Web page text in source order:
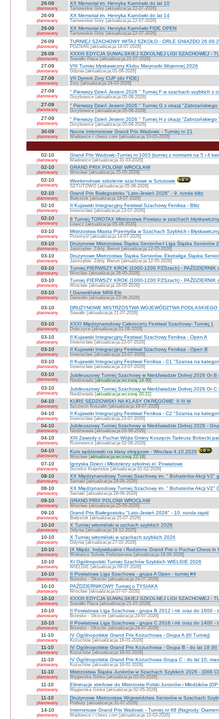
26-09
planowany
XX Memoriał im. Henryka Karnówki do lat 10
Tarnowskie Góry [aktualizacja:22-07-2026]
26-09
planowany
XX Memoriał im. Henryka Karnówki do lat 14
Tarnowskie Góry [aktualizacja:22-07-2026]
26-09
planowany
XX Memoriał im. Henryka Karnówki FIDE OPEN
Tarnowskie Góry [aktualizacja:22-07-2026]
26-09
planowany
TURNIEJ SZACHOWY WITAJ SZKOŁO - ORLE GNIAZDO
POZNAŃ [aktualizacja:14-07-2026]
26-09
planowany
XXXIII EDYCJA SUWALSKIEJ SZKOLNEJ LIGI SZACHOWEJ -
Suwałki Plaza [aktualizacja:21-07-2026]
27-09
planowany
VIII Turniej błyskawiczny Klubu Marynarki Wojennej 2026
Gdynia [aktualizacja:01-08-2026]
27-09
planowany
VII Dymok Żory CUP (do FIDE)
Żory [aktualizacja:24-03-2026]
27-09
planowany
" Pierwszy Dzień Jesieni 2026 " Turniej F w szachach szybkich z
Grzybowice [aktualizacja:05-08-2026]
27-09
planowany
" Pierwszy Dzień Jesieni 2026 " Turniej G z okazji "Zabrzańskiego
Grzybowice [aktualizacja:05-08-2026]
27-09
planowany
" Pierwszy Dzień Jesieni 2026 " Turniej H z okazji "Zabrzańskiego
Grzybowice [aktualizacja:05-08-2026]
30-09
planowany
Nocne Internetowe Grand Prix Wadowic - Turniej nr 21
Wadowice / chess.com [aktualizacja:10-03-2026]
02-10
planowany
Grand Prix Wadowic-Turniej nr.1003 (turniej z normami na 5 i 4
Wadowice [aktualizacja:31-03-2026]
02-10
planowany
GRAND PRIX POLONII WROCŁAW
Wrocław [aktualizacja:25-05-2026]
02-10
planowany
Weekendowe szkolenie szachowe w Sztutowie
SZTUTOWO [aktualizacja:05-08-2026]
02-10
planowany
Grand Prix Białegostoku "Lato-Jesień 2026" - 9. runda blitz
Białystok [aktualizacja:18-07-2026]
02-10
planowany
II Kujawski Integracyjny Festiwal Szachowy Feniksa - Blitz
Inowrocław [aktualizacja:23-07-2026]
02-10
planowany
8 Turniej TOROTAX Mistrzostwa Powiatu w szachach
Łowicz [aktualizacja:05-08-2026]
03-10
planowany
Mistrzostwa Miasta Przemyśla w Szachach Szybkich i
Przemyśl [aktualizacja:14-07-2026]
03-10
planowany
Drużynowe Mistrzostwa Śląska Seniorów-I Liga Śląska Seniorów
Jastrzębie- Zdrój; Bieruń [aktualizacja:12-05-2026]
03-10
planowany
Drużynowe Mistrzostwa Śląska Seniorów- Ekstraliga Śląska
Jastrzębie- Zdrój; Bieruń [aktualizacja:12-05-2026]
03-10
planowany
Turniej PIERWSZY KROK (1000-1200 PZSzach) - PAŹDZIERNIK
Wrocław [aktualizacja:26-05-2026]
03-10
planowany
Turniej PIERWSZY KROK (1000-1200 PZSzach) - PAŹDZIERNIK
Wrocław [aktualizacja:26-05-2026]
03-10
planowany
I Garwolińskie MINI-Elo
Garwolin [aktualizacja:23-06-2026]
03-10
planowany
DRUŻYNOWE MISTRZOSTWA WOJEWÓDZTWA
Suwałki [aktualizacja:21-07-2026]
03-10
planowany
XXXI Międzynarodowy Całoroczny Festiwal Szachowy- Turniej 1
Dobczyce [aktualizacja:01-08-2026]
03-10
planowany
II Kujawski Integracyjny Festiwal Szachowy Feniksa - Open A
Inowrocław [aktualizacja:23-07-2026]
03-10
planowany
II Kujawski Integracyjny Festiwal Szachowy Feniksa - Open B
Inowrocław [aktualizacja:23-07-2026]
03-10
planowany
II Kujawski Integracyjny Festiwal Feniksa - C1 "Szansa na
Inowrocław [aktualizacja:23-07-2026]
03-10
planowany
Jubileuszowy Turniej Szachowy w Niedźwiadzie Dolnej 2026 Gr
Niedźwiada [aktualizacja:wczoraj 14:30]
03-10
planowany
Jubileuszowy Turniej Szachowy w Niedźwiadzie Dolnej 2026 Gr
Niedźwiada [aktualizacja:wczoraj 20:21]
04-10
planowany
KURS SĘDZIOWSKI NA KLASY OKRĘGOWE: II III M
Szczecin Koszalin [aktualizacja:18-07-2026]
04-10
planowany
II Kujawski Integracyjny Festiwal Feniksa - C2 "Szansa na
Inowrocław [aktualizacja:23-07-2026]
04-10
planowany
Jubileuszowy Turniej Szachowy w Niedźwiadzie Dolnej 2026 -
Niedżwiada [aktualizacja:03-08-2026]
04-10
planowany
XIII Zawody o Puchar Wójta Gminy Koszęcin Tadeusz Bobecki
Rusinowice [aktualizacja:02-08-2026]
04-10
planowany
Kurs sędziowski na klasy okręgowe - Wrocław 4.10.2026
Wrocław [aktualizacja:wczoraj 22:18]
07-10
planowany
Igrzyska Dzieci i Młodzierzy szkolnej el. Powiatowe
Strzelce Krajeńskie [aktualizacja:01-02-2026]
08-10
planowany
XX Międzynarodowy Turniej Szachowy im. " Bohaterów Akcji V2"
Sarnaki [aktualizacja:28-06-2026]
08-10
planowany
XX Międzynarodowy Turniej Szachowy im. " Bohaterów Akcji V2"
Sarnaki [aktualizacja:28-06-2026]
09-10
planowany
GRAND PRIX POLONII WROCŁAW
Wrocław [aktualizacja:25-05-2026]
09-10
planowany
Grand Prix Białegostoku "Lato-Jesień 2026" - 10. runda rapid
Białystok [aktualizacja:25-07-2026]
10-10
planowany
X Turniej witomiński w szchach szybkich 2026
Gdynia [aktualizacja:19-12-2025]
10-10
planowany
X Turniej witomiński w szachach szybkich 2026
Gdynia [aktualizacja:27-02-2026]
10-10
planowany
IX Międz. Indywidualne i Rodzinne Grand Prix o Puchar Chess in
Wołowice Szkoła Podstawowa [aktualizacja:18-06-2026]
10-10
planowany
XI Ogólnopolski Turniej Szachów Szybkich WIELGIE 2026
WIELGIE [aktualizacja:09-07-2026]
10-10
planowany
II Powiatowa Liga Szachowa - grupa A Open - turniej #4
Brzesko - Okocim [aktualizacja:24-07-2026]
10-10
planowany
PAŹDZIERNIKOWY Turniej o TYSIAKA
Wrocław [aktualizacja:07-07-2026]
10-10
planowany
XXXIII EDYCJA SUWALSKIEJ SZKOLNEJ LIGI SZACHOWEJ -
Suwałki Plaza [aktualizacja:21-07-2026]
10-10
planowany
II Powiatowa Liga Szachowa - grupa B 2012 i mł. oraz do 1600 -
Brzesko - Okocim [aktualizacja:24-07-2026]
10-10
planowany
II Powiatowa Liga Szachowa - grupa C 2016 i mł. oraz do 1400 -
Brzesko - Okocim [aktualizacja:24-07-2026]
11-10
planowany
IV Ogólnopolskie Grand Prix Kożuchowa - Grupa A (III Turniej)
Kożuchów [aktualizacja:18-01-2026]
11-10
planowany
IV Ogólnopolskie Grand Prix Kożuchowa - Grupa B - do lat 18 (III
Kożuchów [aktualizacja:18-01-2026]
11-10
planowany
IV Ogólnopolskie Grand Prix Kożuchowa Grupa C - do lat 10;
Kożuchów [aktualizacja:18-01-2026]
11-10
planowany
Mistrzostwa Śląska Juniorów w Szachach Szybkich 2026 - (D06
Węgierska Górka [aktualizacja:03-05-2026]
11-10
planowany
Eliminacje strefowe do Mistrzostw Polski Juniorów i Młodzików
Węgierska Górka [aktualizacja:02-05-2026]
11-10
planowany
Drużynowe Mistrzostwa Województwa Seniorów w Szachach
Prabuty [aktualizacja:31-07-2026]
14-10
planowany
Internetowe Grand Prix Wadowic - Turniej nr 68 (Nagrody:
Wadowice / chess.com [aktualizacja:10-03-2026]